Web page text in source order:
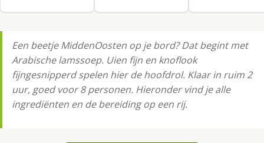
Een beetje MiddenOosten op je bord? Dat begint met
Arabische lamssoep. Uien fijn en knoflook
fijngesnipperd spelen hier de hoofdrol. Klaar in ruim 2
uur, goed voor 8 personen. Hieronder vind je alle
ingrediënten en de bereiding op een rij.